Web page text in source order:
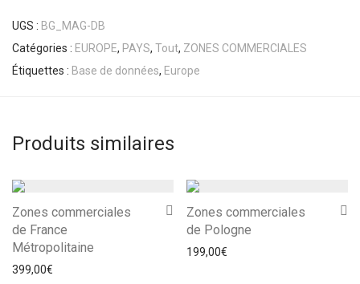
UGS : BG_MAG-DB
Catégories : EUROPE, PAYS, Tout, ZONES COMMERCIALES
Étiquettes : Base de données, Europe
Produits similaires
Zones commerciales
de France
Métropolitaine
399,00€
Zones commerciales
de Pologne
199,00€